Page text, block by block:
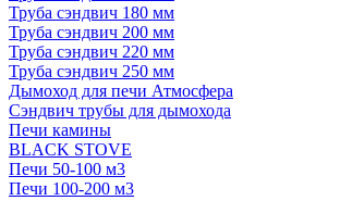
Труба сэндвич 180 мм
Труба сэндвич 200 мм
Труба сэндвич 220 мм
Труба сэндвич 250 мм
Дымоход для печи Атмосфера
Сэндвич трубы для дымохода
Печи камины
BLACK STOVE
Печи 50-100 м3
Печи 100-200 м3